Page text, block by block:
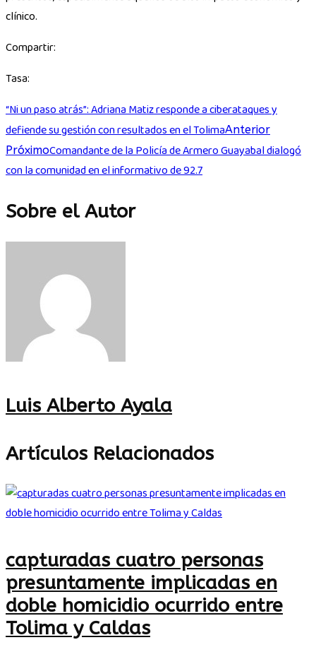
clínico.
Compartir:
Tasa:
“Ni un paso atrás”: Adriana Matiz responde a ciberataques y
defiende su gestión con resultados en el TolimaAnterior
PróximoComandante de la Policía de Armero Guayabal dialogó
con la comunidad en el informativo de 92.7
Sobre el Autor
Luis Alberto Ayala
Artículos Relacionados
capturadas cuatro personas
presuntamente implicadas en
doble homicidio ocurrido entre
Tolima y Caldas